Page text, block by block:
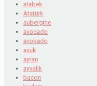
atabek
Atatürk
aubergine
avocado
avokado
avuk
ayran
ayvalık
bacon